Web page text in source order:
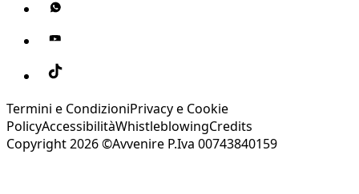
Termini e CondizioniPrivacy e Cookie
PolicyAccessibilitàWhistleblowingCredits
Copyright 2026 ©Avvenire P.Iva 00743840159